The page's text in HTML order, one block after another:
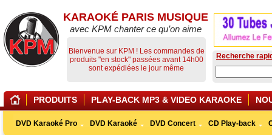
KARAOKÉ PARIS MUSIQUE
avec KPM chanter ce qu’on aime
Bienvenue sur KPM ! Les commandes de
produits "en stock" passées avant 14h00
sont expédiées le jour même
Recherche
PRODUITS PLAY-BACK MP3 & VIDEO KARAOKE
DVD Karaoké Pro DVD Karaoké DVD Concert CD Play-back